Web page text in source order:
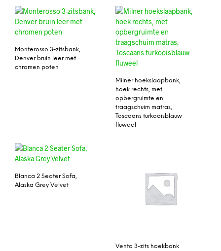
Monterosso 3-zitsbank,
Denver bruin leer met
chromen poten
Milner hoekslaapbank,
hoek rechts, met
opbergruimte en
traagschuim matras,
Toscaans turkooisblauw
fluweel
Blanca 2 Seater Sofa,
Alaska Grey Velvet
Vento 3-zits hoekbank